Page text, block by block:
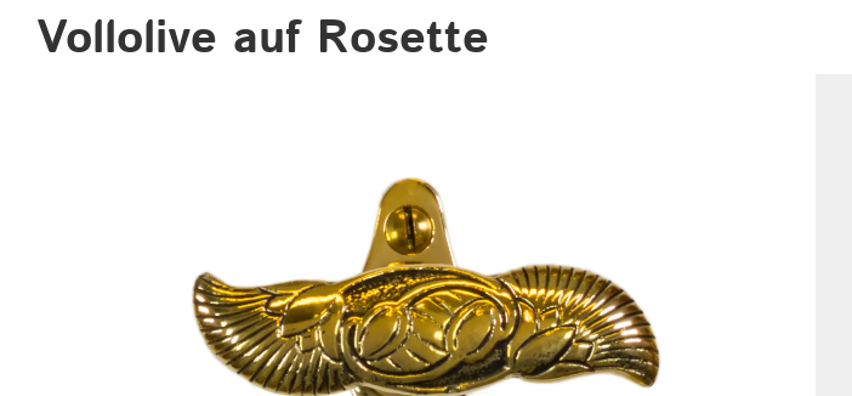
Vollolive auf Rosette